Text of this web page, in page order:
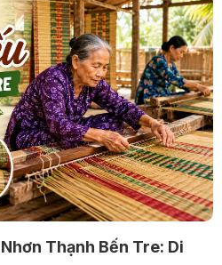
Thạnh Bến Tre: Di